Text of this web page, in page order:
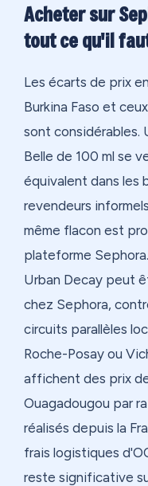
Acheter sur
tout ce qu'il
Les écarts de prix
Burkina Faso et
sont considérables.
Belle de 100 ml se
équivalent dans les
revendeurs
même flacon est
plateforme
Urban Decay peut
chez Sephora,
circuits parallèles
Roche-Posay ou
affichent des prix
Ouagadougou par
réalisés depuis la
frais logistiques
reste significative